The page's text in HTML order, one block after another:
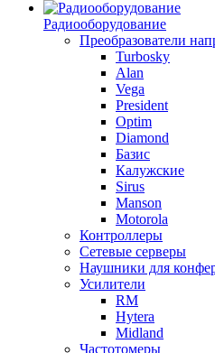
Радиооборудование
Преобразователи
Turbosky
Alan
Vega
President
Optim
Diamond
Базис
Калужские
Sirus
Manson
Motorola
Контроллеры
Сетевые серверы
Наушники для
Усилители
RM
Hytera
Midland
Частотомеры